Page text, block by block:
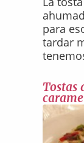
para
tardar
Tostas